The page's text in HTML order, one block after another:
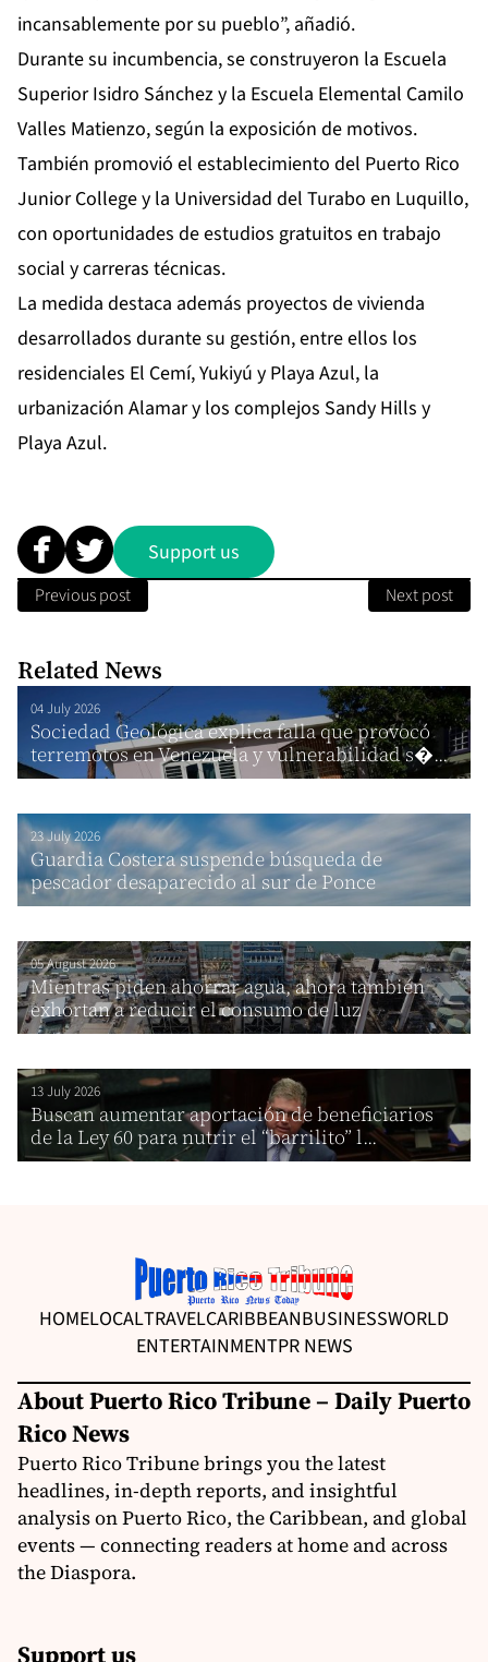
incansablemente por su pueblo”, añadió.
Durante su incumbencia, se construyeron la Escuela
Superior Isidro Sánchez y la Escuela Elemental Camilo
Valles Matienzo, según la exposición de motivos.
También promovió el establecimiento del Puerto Rico
Junior College y la Universidad del Turabo en Luquillo,
con oportunidades de estudios gratuitos en trabajo
social y carreras técnicas.
La medida destaca además proyectos de vivienda
desarrollados durante su gestión, entre ellos los
residenciales El Cemí, Yukiyú y Playa Azul, la
urbanización Alamar y los complejos Sandy Hills y
Playa Azul.
Support us
Previous post Next post
Related News
04 July 2026
Sociedad Geológica explica falla que provocó
terremotos en Venezuela y vulnerabilidad s�...
23 July 2026
Guardia Costera suspende búsqueda de
pescador desaparecido al sur de Ponce
05 August 2026
Mientras piden ahorrar agua, ahora también
exhortan a reducir el consumo de luz
13 July 2026
Buscan aumentar aportación de beneficiarios
de la Ley 60 para nutrir el “barrilito” l...
HOMELOCALTRAVELCARIBBEANBUSINESSWORLD
ENTERTAINMENTPR NEWS
About Puerto Rico Tribune – Daily Puerto
Rico News
Puerto Rico Tribune brings you the latest
headlines, in-depth reports, and insightful
analysis on Puerto Rico, the Caribbean, and global
events — connecting readers at home and across
the Diaspora.
Support us